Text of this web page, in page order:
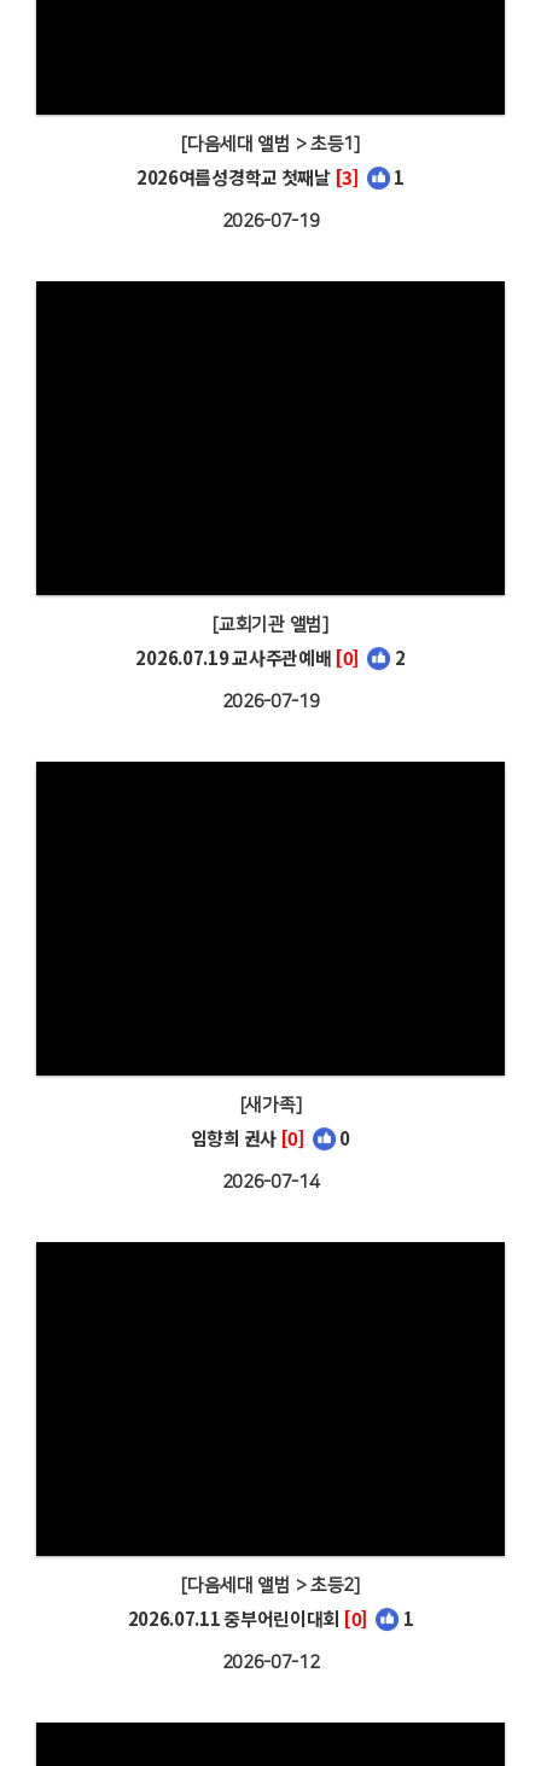
[다음세대 앨범 > 초등1]
2026여름성경학교 첫째날 [3] 1
2026-07-19
[교회기관 앨범]
2026.07.19 교사주관예배 [0] 2
2026-07-19
[새가족]
임향희 권사 [0] 0
2026-07-14
[다음세대 앨범 > 초등2]
2026.07.11 중부어린이대회 [0] 1
2026-07-12